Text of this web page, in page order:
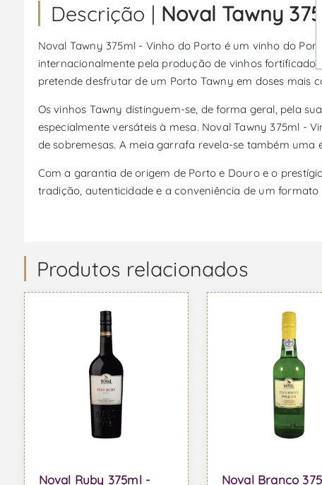
Descrição | Noval Tawny
Noval Tawny 375ml - Vinho do Porto é um vinho do
internacionalmente pela produção de vinhos
pretende desfrutar de um Porto Tawny em doses mais
Os vinhos Tawny distinguem-se, de forma geral, pela
especialmente versáteis à mesa. Noval Tawny 375ml -
de sobremesas. A meia garrafa revela-se também
Com a garantia de origem de Porto e Douro e o
tradição, autenticidade e a conveniência de um formato
Produtos relacionados
Noval Ruby 375ml -
Noval Branco